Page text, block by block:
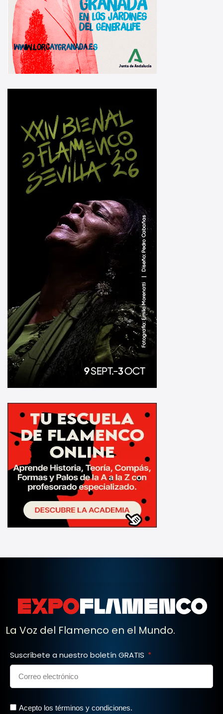
La Voz del Flamenco en el Mundo.
Suscríbete a nuestro boletín GRATIS
Acepto los términos y condiciones.